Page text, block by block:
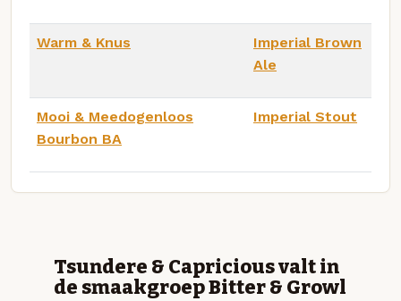
Warm & Knus
Imperial Brown
Ale
Mooi & Meedogenloos
Bourbon BA
Imperial Stout
Tsundere & Capricious valt in
de smaakgroep Bitter & Growl